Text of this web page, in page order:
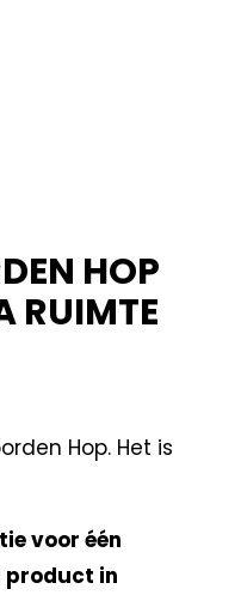
HOP
RUIMTE
Hop. Het is
voor één
product in